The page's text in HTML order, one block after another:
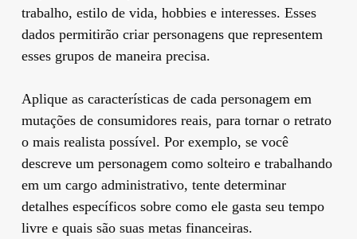
trabalho, estilo de vida, hobbies e interesses. Esses
dados permitirão criar personagens que representem
esses grupos de maneira precisa.
Aplique as características de cada personagem em
mutações de consumidores reais, para tornar o retrato
o mais realista possível. Por exemplo, se você
descreve um personagem como solteiro e trabalhando
em um cargo administrativo, tente determinar
detalhes específicos sobre como ele gasta seu tempo
livre e quais são suas metas financeiras.